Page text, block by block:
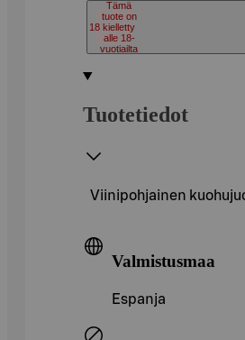
18
Tämä
tuote on
kielletty
alle 18-
vuotiailta
Tuotetiedot
Viinipohjainen
Valmistusmaa
Espanja